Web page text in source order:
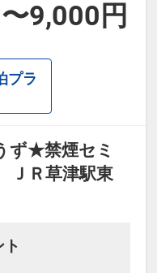
9,000円
プラ
ず★禁煙セミ
Ｒ草津駅東